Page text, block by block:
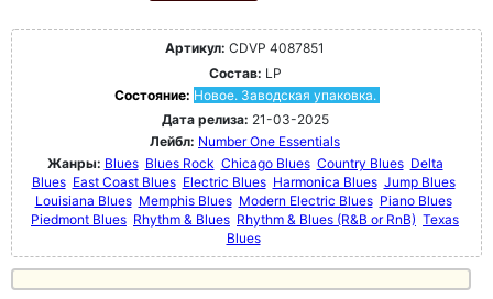
Артикул: CDVP 4087851
Состав: LP
Состояние: Новое. Заводская упаковка.
Дата релиза: 21-03-2025
Лейбл: Number One Essentials
Жанры: Blues Blues Rock Chicago Blues Country Blues Delta
Blues East Coast Blues Electric Blues Harmonica Blues Jump Blues
Louisiana Blues Memphis Blues Modern Electric Blues Piano Blues
Piedmont Blues Rhythm & Blues Rhythm & Blues (R&B or RnB) Texas
Blues